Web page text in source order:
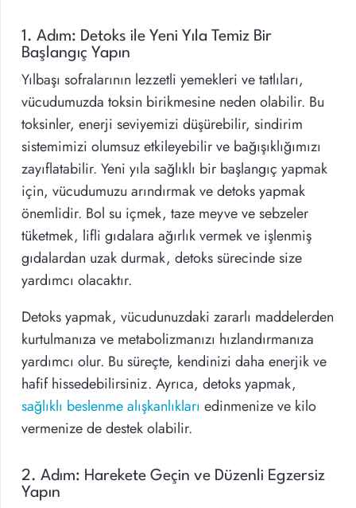
1. Adım: Detoks ile Yeni Yıla Temiz Bir
Başlangıç Yapın
Yılbaşı sofralarının lezzetli yemekleri ve tatlıları,
vücudumuzda toksin birikmesine neden olabilir. Bu
toksinler, enerji seviyemizi düşürebilir, sindirim
sistemimizi olumsuz etkileyebilir ve bağışıklığımızı
zayıflatabilir. Yeni yıla sağlıklı bir başlangıç yapmak
için, vücudumuzu arındırmak ve detoks yapmak
önemlidir. Bol su içmek, taze meyve ve sebzeler
tüketmek, lifli gıdalara ağırlık vermek ve işlenmiş
gıdalardan uzak durmak, detoks sürecinde size
yardımcı olacaktır.
Detoks yapmak, vücudunuzdaki zararlı maddelerden
kurtulmanıza ve metabolizmanızı hızlandırmanıza
yardımcı olur. Bu süreçte, kendinizi daha enerjik ve
hafif hissedebilirsiniz. Ayrıca, detoks yapmak,
sağlıklı beslenme alışkanlıkları edinmenize ve kilo
vermenize de destek olabilir.
2. Adım: Harekete Geçin ve Düzenli Egzersiz
Yapın